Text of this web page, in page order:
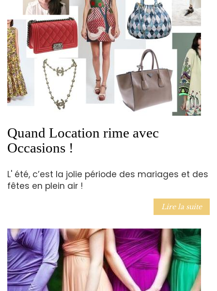
Quand Location rime avec
Occasions !
L' été, c’est la jolie période des mariages et des
fêtes en plein air !
Lire la suite